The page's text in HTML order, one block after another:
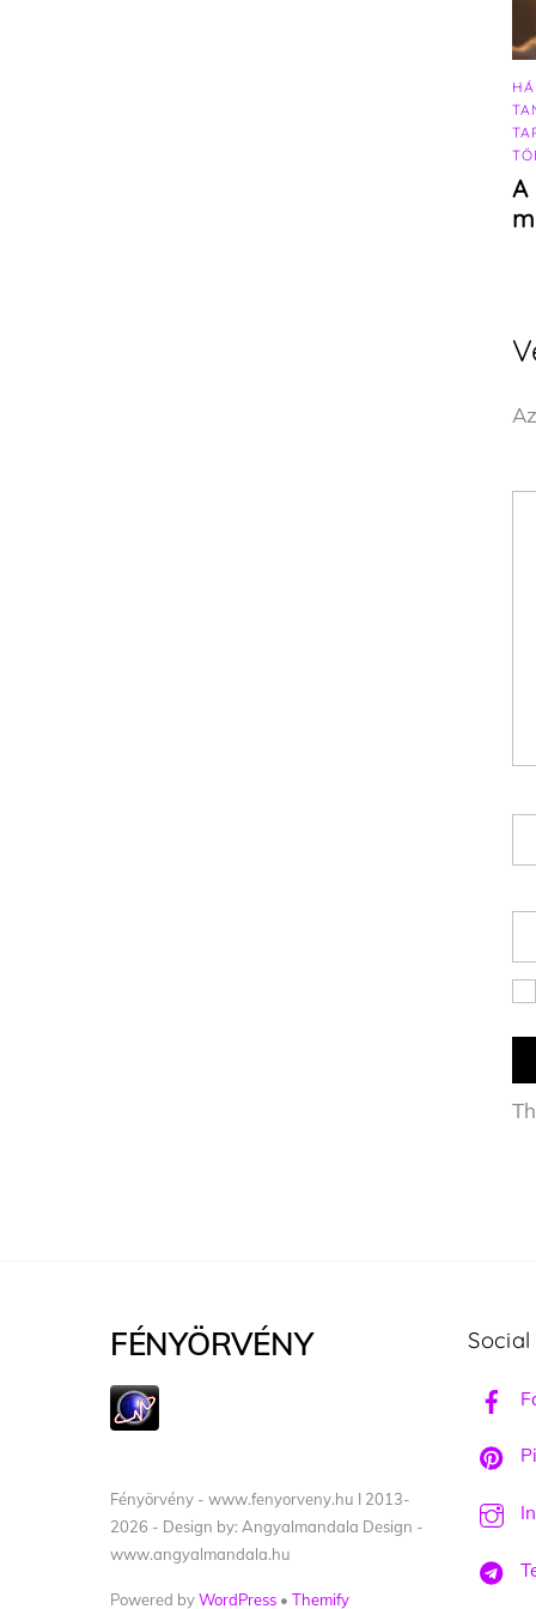
A
FÉNYÖRVÉNY
Fényörvény - www.fenyorveny.hu I 2013-
2026 - Design by: Angyalmandala Design -
www.angyalmandala.hu
Powered byWordPress • Themify
Social